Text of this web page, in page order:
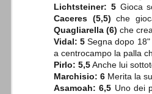
Lichtsteiner: 5Gioca
Caceres (5,5) che
Quagliarella (6) che
Vidal: 5 Segna dopo
a centrocampo la palla
Pirlo: 5,5Anche lui
Marchisio: 6 Merita la
Asamoah: 6,5 Uno dei
Quando abbiamo messo on line
questo sito la nostra squadra del
cuore stava vivendo il suo periodo
più buio, annichilita nel suo
prestigio e guidata in modo da non
dare molte speranze di un futuro
di